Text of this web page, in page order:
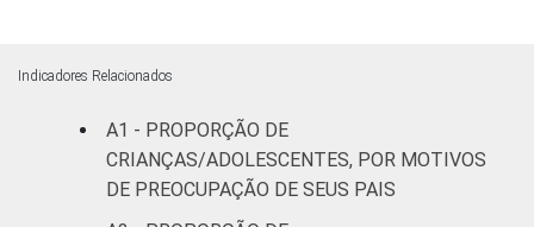
DA CRIANÇA
OU DO
ADOLESCENTE
anos
De 11 a 12
Indicadores Relacionados
A1 - PROPORÇÃO DE
CRIANÇAS/ADOLESCENTES, POR MOTIVOS
DE PREOCUPAÇÃO DE SEUS PAIS